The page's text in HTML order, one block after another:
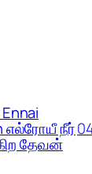
எல்ரோயீ நீர்
தேவன்